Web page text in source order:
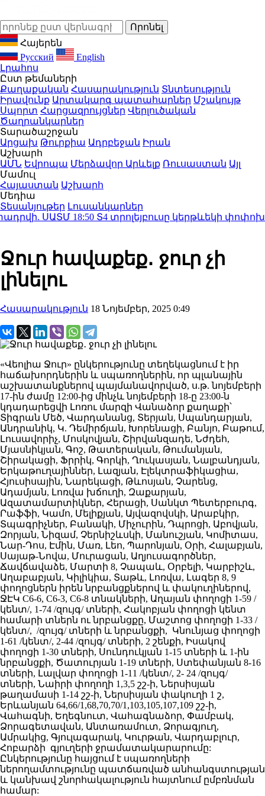
Հայերեն
Русский
English
Լրահոս
Ըստ թեմաների
Քաղաքական Հասարակություն Տնտեսություն
Իրավունք Արտակարգ պատահարներ Մշակույթ
Սպորտ Հարցազրույցներ Վերլուծական
Ծաղրանկարներ
Տարածաշրջան
Արցախ Թուրքիա Ադրբեջան Իրան
Աշխարհ
ԱՄՆ Եվրոպա Մերձավոր Արևելք Ռուսաստան Այլ
Մամուլ
Հայաստան Աշխարհ
Մեդիա
Տեսանյութեր Լուսանկարներ
ՍԱՏՄ18:50Տ4 տրոլեյբուսը կերթևեկի
Ջուր հավաքեք․ ջուր չի
լինելու
Հասարակություն 18 Նոյեմբեր, 2025 0:49
«Վեոլիա Ջուր» ընկերությունը տեղեկացնում է իր
հաճախորդներին և սպառողներին, որ պլանային
աշխատանքներով պայմանավորված, ս.թ. նոյեմբերի
17-ին ժամը 12:00-ից մինչև նոյեմբերի 18-ը 23:00-ն
կդադարեցվի Լոռու մարզի Վանաձոր քաղաքի՝
Տիգրան Մեծ, Վարդանանց, Տերյան, Սպանդարյան,
Անդրանիկ, Կ. Դեմիրճյան, Խորենացի, Բանյո, Բաթում,
Լուսավորիչ, Մոսկովյան, Շիրվանզադե, Նժդեհ,
Մյասնիկյան, Գոշ, Թատերական, Թումանյան,
Շիրակացի, Ֆրրիկ, Գորկի, Ղուկասյան, Նալբանդյան,
Երկաթուղայիններ, Լազյան, Էլեկտրաֆիկացիա,
Հյուսիսային, Նարեկացի, Թևոսյան, Չարենց,
Ադամյան, Լոռվա խճուղի, Զաքարյան,
Ազատամարտիկներ, Հերացի, Սանկտ Պետերբուրգ,
Րաֆֆի, Կամո, Մելիքյան, Այվազովսկի, Արաբկիր,
Տպագրիչներ, Բանակի, Միչուրին, Դպրոցի, Աբովյան,
Զորյան, Նիզամ, Չերնիշևսկի, Մանուշյան, Կոմիտաս,
Նար-Դոս, Էմին, Մառ, Լեո, Պարոնյան, Օրի, Հալաբյան,
Սայաթ-Նովա, Մուրացան, Աղյուսագործներ,
Ճավճավաձե, Մարտի 8, Չապաև, Օրբելի, Կարբիշև,
Աղաբաբյան, Կիլիկիա, Տաթև, Լոռվա, Լագեր 8, 9
փողոցներն իրեն նրբանցքներով և փակուղիներով,
ՋԷԿ C6-6, C6-3, C6-8 տնակների, Աղայան փողոցի 1-59 /
կենտ/, 1-74 /զույգ/ տների, Հակոբյան փողոցի կենտ
համարի տներն ու նրբանցքը, Մաշտոց փողոցի 1-33 /
կենտ/, /զույգ/ տների և նրբանցքի, Կնունյաց փողոցի
1-61 /կենտ/, 2-44 /զույգ/ տների, 2 շենքի, Իսակով
փողոցի 1-30 տների, Սունդուկյան 1-15 տների և 1-ին
նրբանցքի, Ծատուրյան 1-19 տների, Ստեփանյան 8-16
տների, Լալվար փողոցի 1-11 /կենտ/, 2- 24 /զույգ/
տների, Նաիրի փողողի 1,3,5 շշ-ի, Ներսիսյան
թաղամասի 1-14 շշ-ի, Ներսիսյան փակուղի 1 շ,
Երևանյան 64,66/1,68,70,70/1,103,105,107,109 շշ-ի,
Վահագնի, Եղեգնուտ, Վահագնաձոր, Փամբակ,
Ձորագետավան, Անտառամուտ, Ձորագյուղ,
Ամրակից, Գյուլագարակ, Կուրթան, Վարդաբլուր,
Հոբարձի գյուղերի ջրամատակարարումը:
Ընկերությունը հայցում է սպառողների
ներողամտությունը պատճառված անհանգստության
և կանխավ շնորհակալություն հայտնում ըմբռնման
համար: